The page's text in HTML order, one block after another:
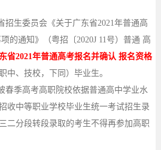
招生委员会《关于广东省2021年普通高
的通知》（粤招〔2020J 11号）普通 高
省2021年普通高考报名并确认 报名资格
中、技校，下同）毕业生。
春季高考高职院校依据普通高中学业水
收中等职业学校毕业生统一考试招生录
二分段转段录取的考生不得再参加高职